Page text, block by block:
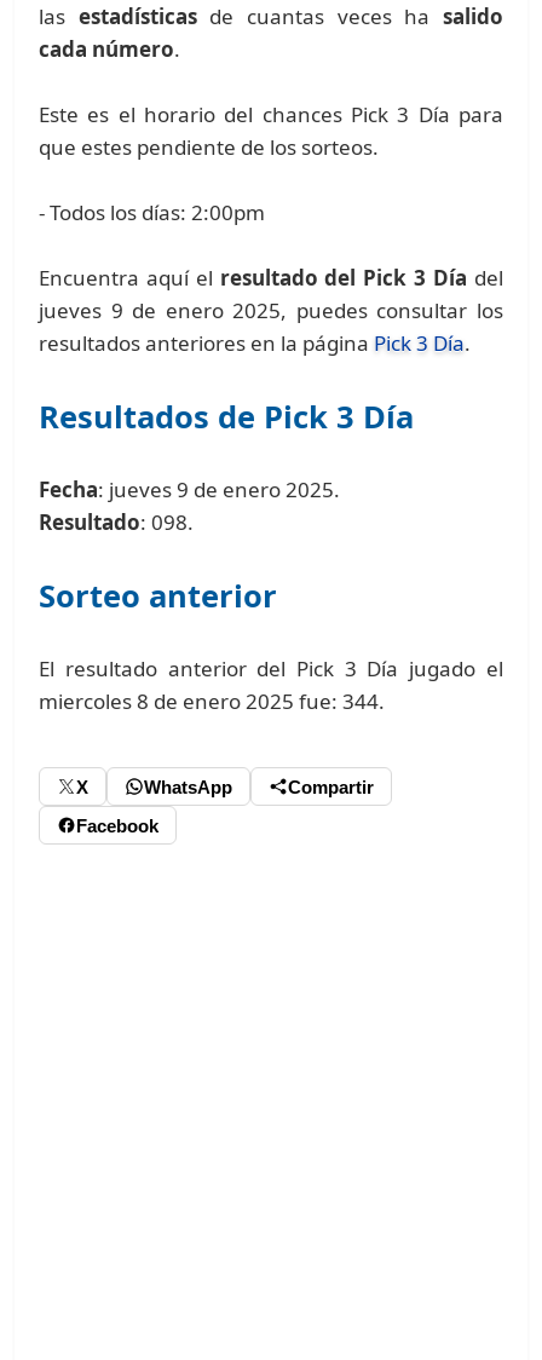
las estadísticasde cuantas veces ha salido
cada número.
Este es el horario del chances Pick 3 Día para
que estes pendiente de los sorteos.
- Todos los días: 2:00pm
Encuentra aquí el resultado del Pick 3 Día del
jueves 9 de enero 2025, puedes consultar los
resultados anteriores en la página Pick 3 Día.
Resultados de Pick 3 Día
Fecha: jueves 9 de enero 2025.
Resultado: 098.
Sorteo anterior
El resultado anterior del Pick 3 Día jugado el
miercoles 8 de enero 2025 fue: 344.
X WhatsApp
Compartir
Facebook